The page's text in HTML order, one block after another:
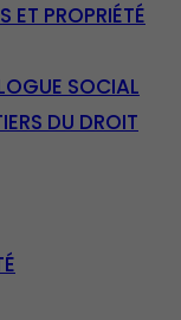
ET PROPRIÉTÉ
SOCIAL
DU DROIT